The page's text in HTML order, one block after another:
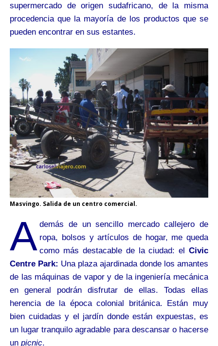
supermercado de origen sudafricano, de la misma
procedencia que la mayoría de los productos que se
pueden encontrar en sus estantes.
Masvingo. Salida de un centro comercial.
A demás de un sencillo mercado callejero de
ropa, bolsos y artículos de hogar, me queda
como más destacable de la ciudad: el Civic
Centre Park: Una plaza ajardinada donde los amantes
de las máquinas de vapor y de la ingeniería mecánica
en general podrán disfrutar de ellas. Todas ellas
herencia de la época colonial británica. Están muy
bien cuidadas y el jardín donde están expuestas, es
un lugar tranquilo agradable para descansar o hacerse
un picnic.